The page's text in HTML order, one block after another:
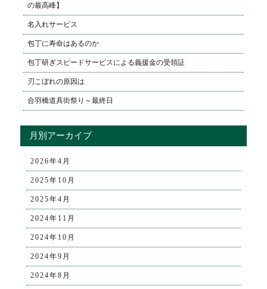
の最高峰】
名入れサービス
包丁に寿命はあるのか
包丁研ぎスピードサービスによる義援金の受領証
刃こぼれの原因は
合羽橋道具街祭り～最終日
月別アーカイブ
2026年4月
2025年10月
2025年4月
2024年11月
2024年10月
2024年9月
2024年8月